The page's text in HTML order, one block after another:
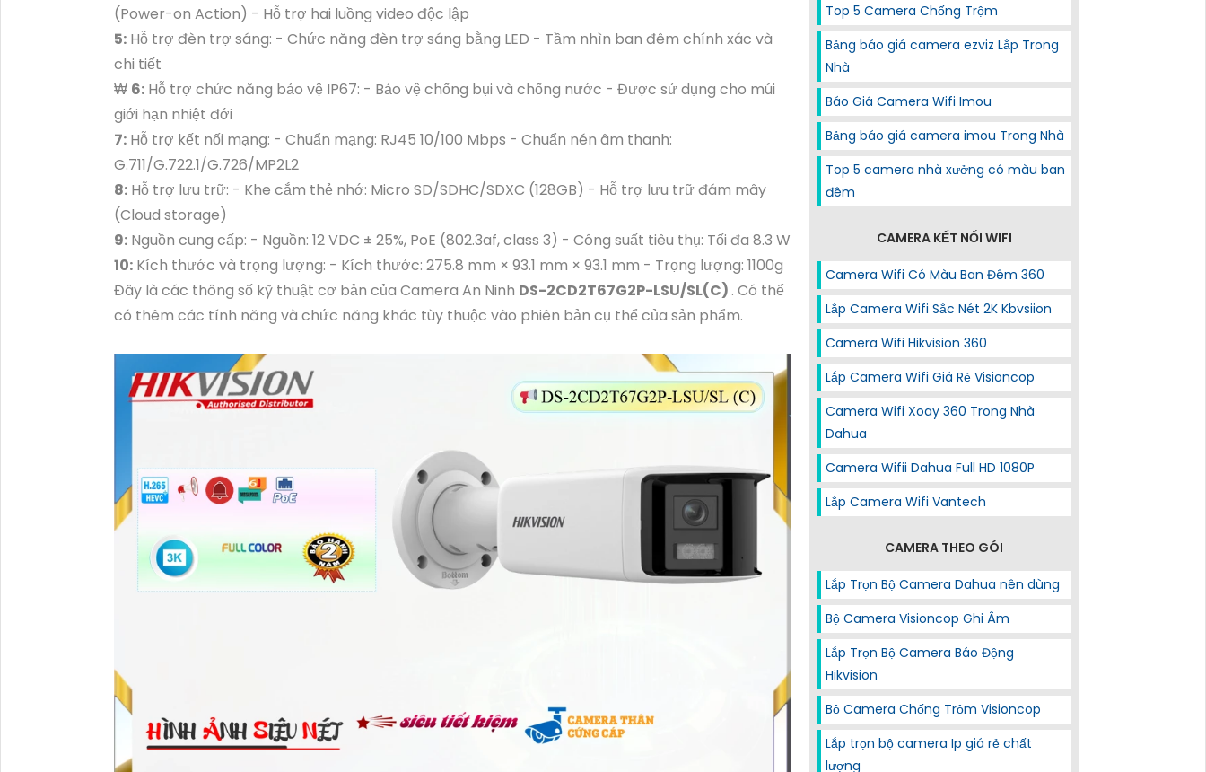
(Power-on Action) - Hỗ trợ hai luồng video độc lập
5: Hỗ trợ đèn trợ sáng: - Chức năng đèn trợ sáng bằng LED - Tầm nhìn ban đêm chính xác và
chi tiết
₩ 6: Hỗ trợ chức năng bảo vệ IP67: - Bảo vệ chống bụi và chống nước - Được sử dụng cho múi
giới hạn nhiệt đới
7: Hỗ trợ kết nối mạng: - Chuẩn mạng: RJ45 10/100 Mbps - Chuẩn nén âm thanh:
G.711/G.722.1/G.726/MP2L2
8: Hỗ trợ lưu trữ: - Khe cắm thẻ nhớ: Micro SD/SDHC/SDXC (128GB) - Hỗ trợ lưu trữ đám mây
(Cloud storage)
9: Nguồn cung cấp: - Nguồn: 12 VDC ± 25%, PoE (802.3af, class 3) - Công suất tiêu thụ: Tối đa 8.3 W
10: Kích thước và trọng lượng: - Kích thước: 275.8 mm × 93.1 mm × 93.1 mm - Trọng lượng: 1100g
Đây là các thông số kỹ thuật cơ bản của Camera An Ninh DS-2CD2T67G2P-LSU/SL(C) . Có thể
có thêm các tính năng và chức năng khác tùy thuộc vào phiên bản cụ thể của sản phẩm.
Top 5 Camera Chống Trộm
Bảng báo giá camera ezviz Lắp Trong
Nhà
Báo Giá Camera Wifi Imou
Bảng báo giá camera imou Trong Nhà
Top 5 camera nhà xưởng có màu ban
đêm
CAMERA KẾT NỐI WIFI
Camera Wifi Có Màu Ban Đêm 360
Lắp Camera Wifi Sắc Nét 2K Kbvsiion
Camera Wifi Hikvision 360
Lắp Camera Wifi Giá Rẻ Visioncop
Camera Wifi Xoay 360 Trong Nhà
Dahua
Camera Wifii Dahua Full HD 1080P
Lắp Camera Wifi Vantech
CAMERA THEO GÓI
Lắp Trọn Bộ Camera Dahua nên dùng
Bộ Camera Visioncop Ghi Âm
Lắp Trọn Bộ Camera Báo Động
Hikvision
Bộ Camera Chống Trộm Visioncop
Lắp trọn bộ camera Ip giá rẻ chất
lượng